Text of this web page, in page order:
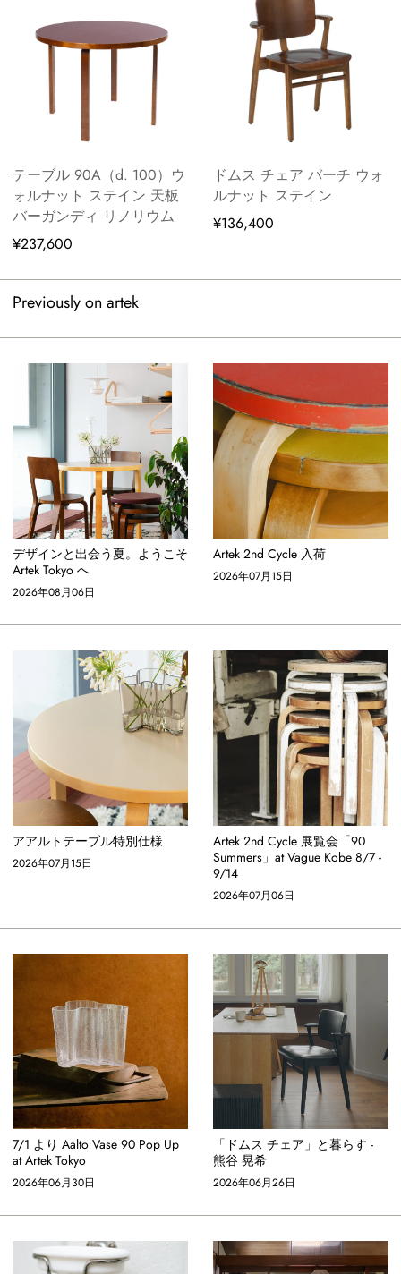
テーブル 90A（d. 100）ウ
ォルナット ステイン 天板
バーガンディ リノリウム
¥237,600
ドムス チェア バーチ ウォ
ルナット ステイン
¥136,400
Previously on artek
デザインと出会う夏。ようこそ
Artek Tokyo へ
2026年08月06日
Artek 2nd Cycle 入荷
2026年07月15日
アアルトテーブル特別仕様
2026年07月15日
Artek 2nd Cycle 展覧会「90
Summers」at Vague Kobe 8/7 -
9/14
2026年07月06日
7/1 より Aalto Vase 90 Pop Up
at Artek Tokyo
2026年06月30日
「ドムス チェア」と暮らす -
熊谷 晃希
2026年06月26日